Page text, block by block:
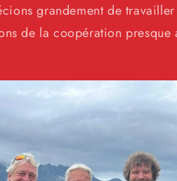
grandement de
de la coopération presque